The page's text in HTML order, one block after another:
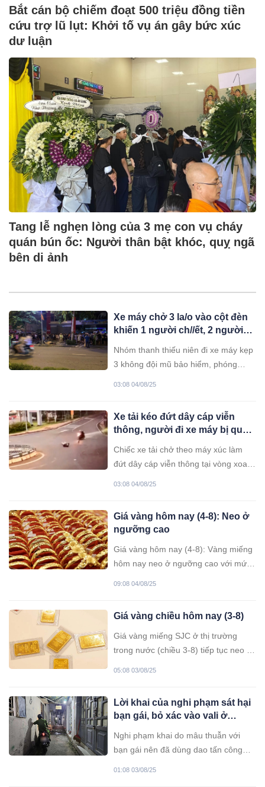
Bắt cán bộ chiếm đoạt 500 triệu đồng tiền
cứu trợ lũ lụt: Khởi tố vụ án gây bức xúc
dư luận
Tang lễ nghẹn lòng của 3 mẹ con vụ cháy
quán bún ốc: Người thân bật khóc, quỵ ngã
bên di ảnh
Xe máy chở 3 la/o vào cột đèn
khiến 1 người ch//ết, 2 người
Nhóm thanh thiếu niên đi xe máy kẹp
3 không đội mũ bảo hiểm, phóng
03:08 04/08/25
Xe tải kéo đứt dây cáp viễn
thông, người đi xe máy bị quật
Chiếc xe tải chở theo máy xúc làm
đứt dây cáp viễn thông tại vòng xoay
03:08 04/08/25
Giá vàng hôm nay (4-8): Neo ở
ngưỡng cao
Giá vàng hôm nay (4-8): Vàng miếng
hôm nay neo ở ngưỡng cao với mức
USD/ounce.
09:08 04/08/25
Giá vàng chiều hôm nay (3-8)
Giá vàng miếng SJC ở thị trường
trong nước (chiều 3-8) tiếp tục neo ở
05:08 03/08/25
Lời khai của nghi phạm sát hại
bạn gái, bỏ xác vào vali ở
trong nhà 2 ngày rồi phi tang
Nghi phạm khai do mâu thuẫn với
bạn gái nên đã dùng dao tấn công
01:08 03/08/25